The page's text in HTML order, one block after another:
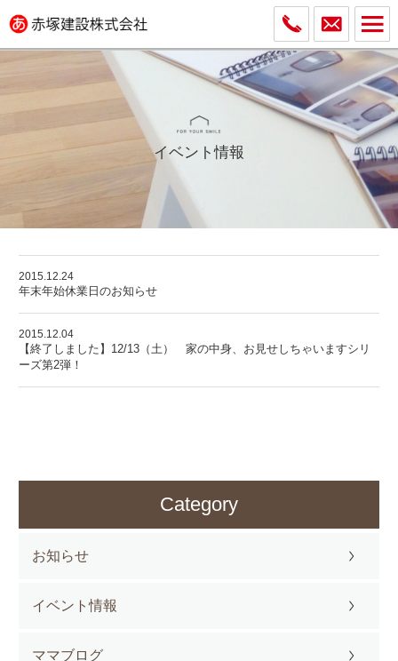
イベント情報
2015.12.24
年末年始休業日のお知らせ
2015.12.04
【終了しました】12/13（土） 家の中身、お見せしちゃいますシリ
ーズ第2弾！
Category
お知らせ
イベント情報
ママブログ